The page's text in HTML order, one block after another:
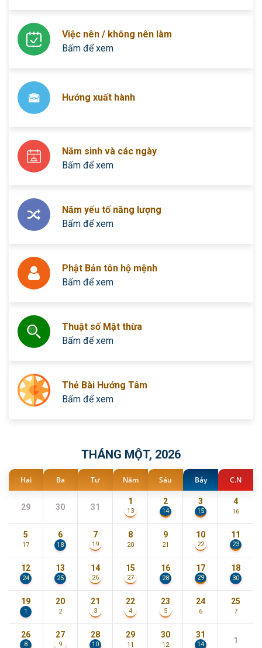
Việc nên / không nên làm
Bấm để xem
Hướng xuất hành
Năm sinh và các ngày
Bấm để xem
Năm yếu tố năng lượng
Bấm để xem
Phật Bản tôn hộ mệnh
Bấm để xem
Thuật số Mật thừa
Bấm để xem
Thẻ Bài Hướng Tâm
Bấm để xem
THÁNG MỘT, 2026
Hai Ba Tư Năm Sáu Bảy C.N
29 30 31
1
13
2
14
3
15
4
16
5
17
6
18
7
19
8
20
9
21
10
22
11
23
12
24
13
25
14
26
15
27
16
28
17
29
18
30
19
1
20
2
21
3
22
4
23
5
24
6
25
7
26
8
27
9
28
10
29
11
30
12
31
14 1